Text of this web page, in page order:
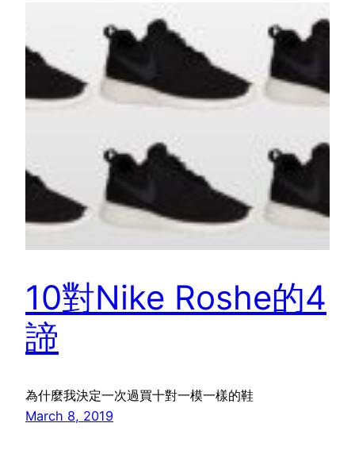
10對Nike Roshe的4
諦
為什麼我決定一次過買十對一模一樣的鞋
March 8, 2019